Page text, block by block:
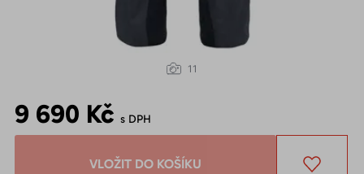
11
9 690 Kč s DPH
VLOŽIT DO KOŠÍKU